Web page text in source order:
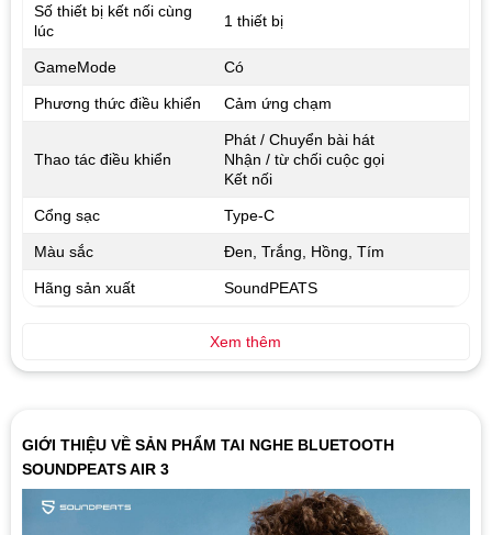
GIỚI THIỆU VỀ SẢN PHẨM TAI NGHE BLUETOOTH
SOUNDPEATS AIR 3
Số thiết bị kết nối cùng
lúc
1 thiết bị
GameMode Có
Phương thức điều khiển Cảm ứng chạm
Thao tác điều khiển
Phát / Chuyển bài hát
Nhận / từ chối cuộc gọi
Kết nối
Cổng sạc Type-C
Màu sắc Đen, Trắng, Hồng, Tím
Hãng sản xuất SoundPEATS
Xem thêm